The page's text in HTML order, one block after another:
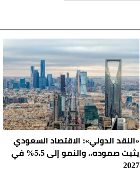
«النقد الدولي»: الاقتصاد السعودي
يثبت صموده.. والنمو إلى 5.5% في
2027